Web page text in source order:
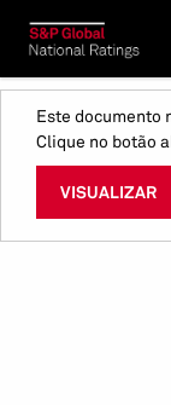
Este documento
Clique no botão
VISUALIZAR